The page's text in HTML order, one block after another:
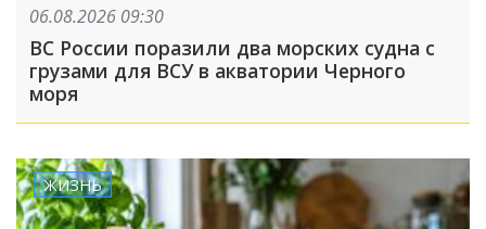
06.08.2026 09:30
ВС России поразили два морских судна с
грузами для ВСУ в акватории Черного
моря
ЖИЗНЬ